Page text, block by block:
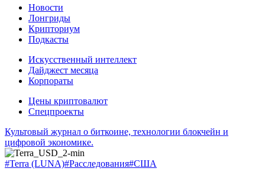
Новости
Лонгриды
Крипториум
Подкасты
Искусственный интеллект
Дайджест месяца
Корпораты
Цены криптовалют
Спецпроекты
Культовый журнал о биткоине, технологии блокчейн и
цифровой экономике.
#Terra (LUNA)#Расследования#США